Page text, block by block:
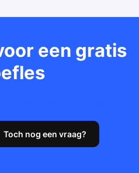
een gratis
Toch nog een vraag?